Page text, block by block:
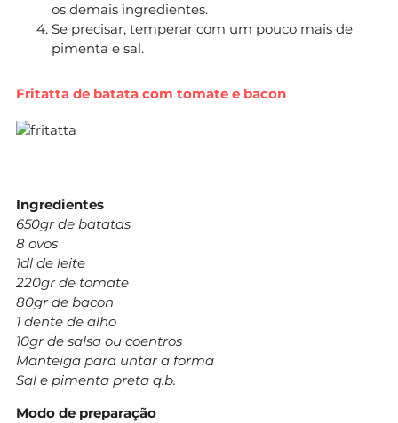
os demais ingredientes.
Se precisar, temperar com um pouco mais de
pimenta e sal.
Fritatta de batata com tomate e bacon
Ingredientes
650gr de batatas
8 ovos
1dl de leite
220gr de tomate
80gr de bacon
1 dente de alho
10gr de salsa ou coentros
Manteiga para untar a forma
Sal e pimenta preta q.b.
Modo de preparação